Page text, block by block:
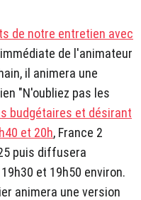
de notre entretien avec
de l'animateur
il animera une
"N'oubliez pas les
budgétaires et désirant
et 20h, France 2
puis diffusera
et 19h50 environ.
animera une version